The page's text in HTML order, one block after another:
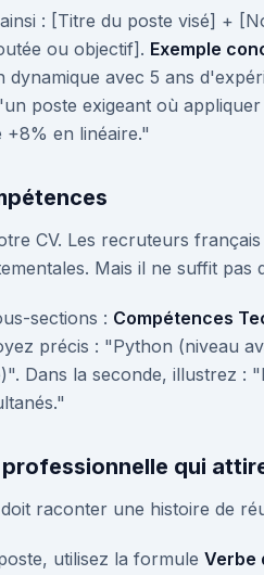
: [Titre du poste visé] +
ou objectif]. Exemple
dynamique avec 5 ans
poste exigeant où
en linéaire."
CV. Les recruteurs
Mais il ne suffit pas
sections : Compétences
précis : "Python (niveau
Dans la seconde, illustrez :
qui
raconter une histoire de
utilisez la formule Verbe